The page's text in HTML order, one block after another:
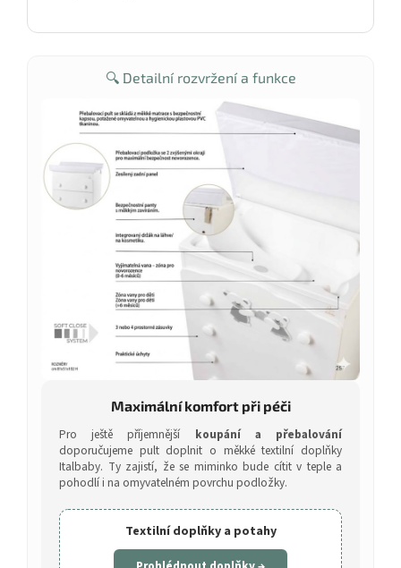
🔍 Detailní rozvržení a funkce
Maximální komfort při péči
Pro ještě příjemnější koupání a přebalování
doporučujeme pult doplnit o měkké textilní doplňky
Italbaby. Ty zajistí, že se miminko bude cítit v teple a
pohodlí i na omyvatelném povrchu podložky.
Textilní doplňky a potahy